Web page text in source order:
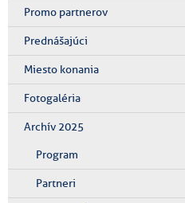
Promo partnerov
Prednášajúci
Miesto konania
Fotogaléria
Archív 2025
Program
Partneri